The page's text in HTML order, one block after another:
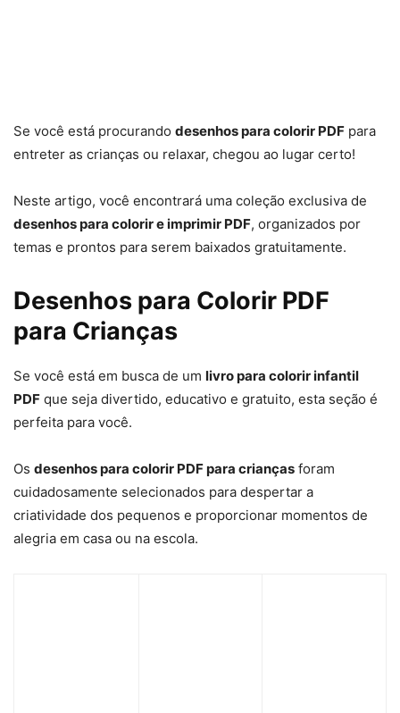
Se você está procurando desenhos para colorir PDF para
entreter as crianças ou relaxar, chegou ao lugar certo!
Neste artigo, você encontrará uma coleção exclusiva de
desenhos para colorir e imprimir PDF, organizados por
temas e prontos para serem baixados gratuitamente.
Desenhos para Colorir PDF
para Crianças
Se você está em busca de um livro para colorir infantil
PDF que seja divertido, educativo e gratuito, esta seção é
perfeita para você.
Os desenhos para colorir PDF para crianças foram
cuidadosamente selecionados para despertar a
criatividade dos pequenos e proporcionar momentos de
alegria em casa ou na escola.